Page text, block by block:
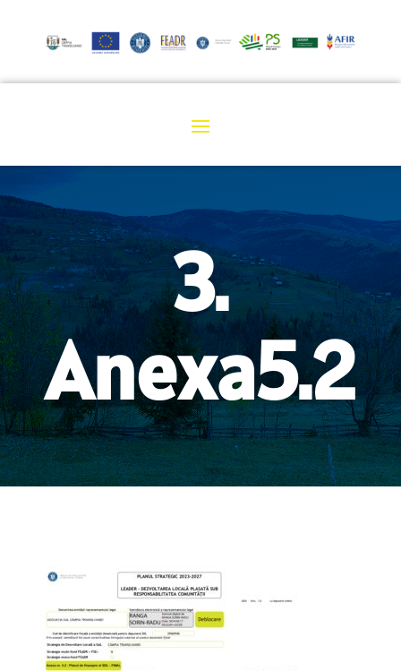
3.
Anexa5.2